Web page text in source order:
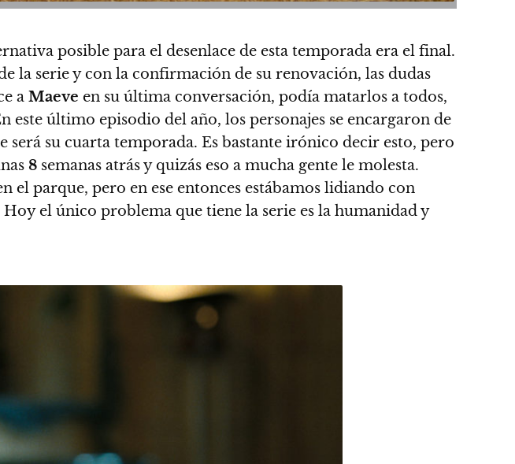
posible para el desenlace de esta temporada era el final.
la serie y con la confirmación de su renovación, las dudas
a Maeve en su última conversación, podía matarlos a todos,
último episodio del año, los personajes se encargaron de
su cuarta temporada. Es bastante irónico decir esto, pero
8 semanas atrás y quizás eso a mucha gente le molesta.
el parque, pero en ese entonces estábamos lidiando con
Hoy el único problema que tiene la serie es la humanidad y